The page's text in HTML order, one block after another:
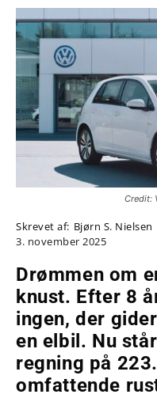
Credit:
Skrevet af: Bjørn S. Nielsen
3. november 2025
Drømmen om
knust. Efter 8
ingen, der
en elbil. Nu
regning på
omfattende